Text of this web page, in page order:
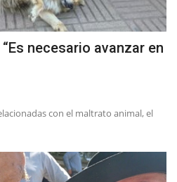
necesario avanzar en
con el maltrato animal, el